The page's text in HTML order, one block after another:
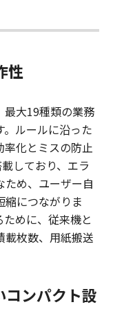
性
最大19種類の業務
ルールに沿った
化とミスの防止
しており、エラ
め、ユーザー自
縮につながりま
めに、従来機と
載枚数、用紙搬送
コンパクト設